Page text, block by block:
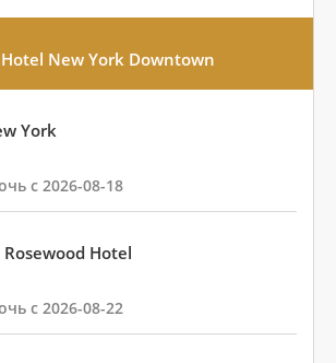
Hotel New York Downtown
York
с 2026-08-18
Hotel
с 2026-08-22